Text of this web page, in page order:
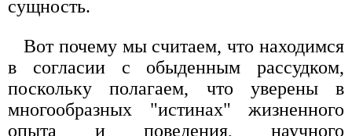
сущность.
Вот почему мы считаем, что находимся
в согласии с обыденным рассудком,
поскольку полагаем, что уверены в
многообразных "истинах" жизненного
опыта и поведения, научного